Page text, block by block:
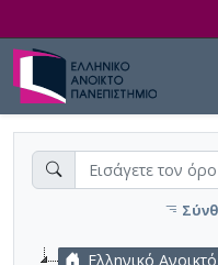
Ελληνικό